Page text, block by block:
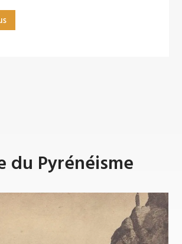
du Pyrénéisme